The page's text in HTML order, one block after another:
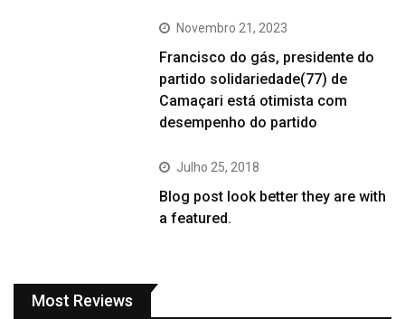
Novembro 21, 2023
Francisco do gás, presidente do
partido solidariedade(77) de
Camaçari está otimista com
desempenho do partido
Julho 25, 2018
Blog post look better they are with
a featured.
Most Reviews